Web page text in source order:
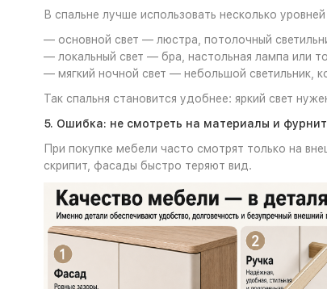
В спальне лучше использовать несколько уровней
— основной свет — люстра, потолочный
— локальный свет — бра, настольная лампа или
— мягкий ночной свет — небольшой светильник,
Так спальня становится удобнее: яркий свет
5. Ошибка: не смотреть на материалы и
При покупке мебели часто смотрят только на
скрипит, фасады быстро теряют вид.